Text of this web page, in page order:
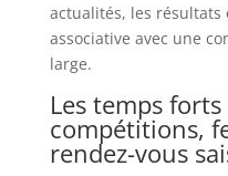
actualités, les résultats
associative avec une
large.
Les temps
compétitions,
rendez-vous